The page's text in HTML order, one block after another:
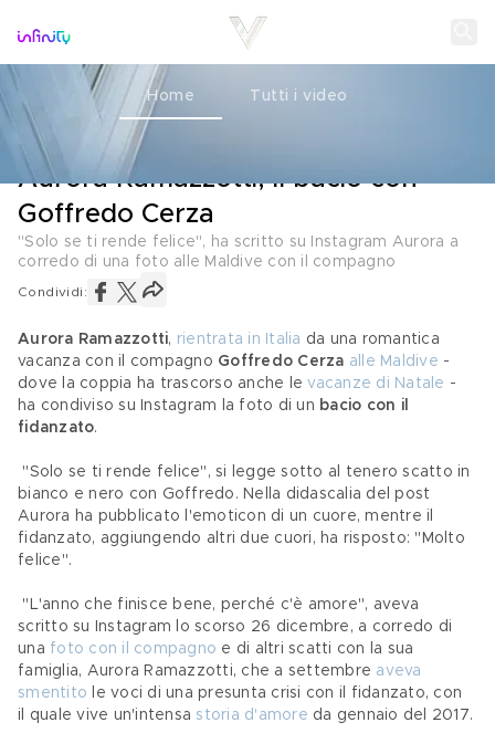
Home Tutti i video
COPPIE
Aurora Ramazzotti, il bacio con
Goffredo Cerza
"Solo se ti rende felice", ha scritto su Instagram Aurora a
corredo di una foto alle Maldive con il compagno
Condividi:
Aurora Ramazzotti, rientrata in Italia da una romantica
vacanza con il compagno Goffredo Cerza alle Maldive -
dove la coppia ha trascorso anche le vacanze di Natale -
ha condiviso su Instagram la foto di un bacio con il
fidanzato.
bianco e nero con Goffredo. Nella didascalia del post
Aurora ha pubblicato l'emoticon di un cuore, mentre il
fidanzato, aggiungendo altri due cuori, ha risposto: "Molto
felice".
scritto su Instagram lo scorso 26 dicembre, a corredo di
una foto con il compagno e di altri scatti con la sua
famiglia, Aurora Ramazzotti, che a settembre aveva
smentito le voci di una presunta crisi con il fidanzato, con
il quale vive un'intensa storia d'amore da gennaio del 2017.